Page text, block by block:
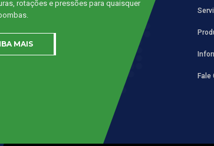
rotações e pressões para quaisquer
MAIS
Fale